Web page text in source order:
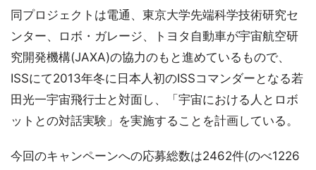
同プロジェクトは電通、東京大学先端科学技術研究セ
ンター、ロボ・ガレージ、トヨタ自動車が宇宙航空研
究開発機構(JAXA)の協力のもと進めているもので、
ISSにて2013年冬に日本人初のISSコマンダーとなる若
田光一宇宙飛行士と対面し、「宇宙における人とロボ
ットとの対話実験」を実施することを計画している。
今回のキャンペーンへの応募総数は2462件(のべ1226